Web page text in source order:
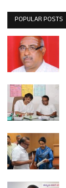
POPULAR POSTS